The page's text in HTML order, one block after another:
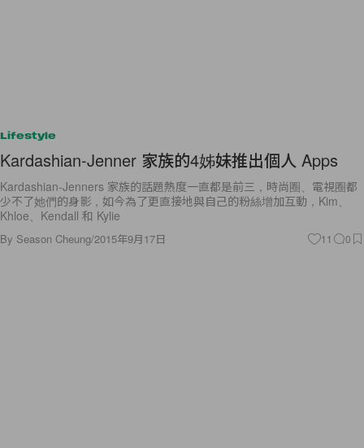
Lifestyle
Kardashian-Jenner 家族的4姊妹推出個人 Apps
Kardashian-Jenners 家族的話題熱度一直都是前三，時尚圈、電視圈都
少不了她們的身影，如今為了更直接地與自己的粉絲增加互動，Kim、
Khloe、Kendall 和 Kylie
By Season Cheung/2015年9月17日 11 0